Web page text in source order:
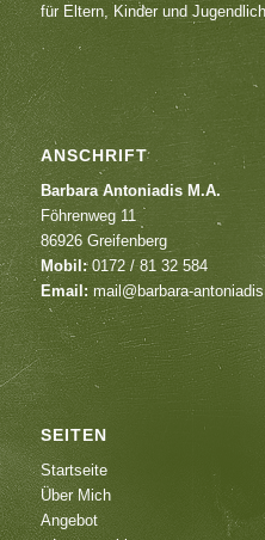
für Eltern, Kinder und
ANSCHRIFT
Barbara Antoniadis M.A.
Föhrenweg 11
86926 Greifenberg
Mobil:0172 / 81 32 584
Email:mail@barbara-
SEITEN
Startseite
Über Mich
Angebot